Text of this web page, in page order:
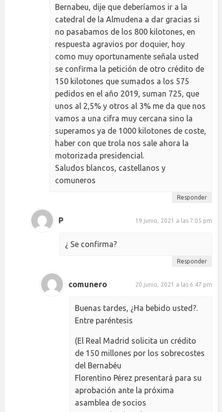
Bernabeu, dije que deberíamos ir a la
catedral de la Almudena a dar gracias si
no pasabamos de los 800 kilotones, en
respuesta agravios por doquier, hoy
como muy oportunamente señala usted
se confirma la petición de otro crédito de
150 kilotones que sumados a los 575
pedidos en el año 2019, suman 725, que
unos al 2,5% y otros al 3% me da que nos
vamos a una cifra muy cercana sino la
superamos ya de 1000 kilotones de coste,
haber con que trola nos sale ahora la
motorizada presidencial.
Saludos blancos, castellanos y
comuneros
Responder
P 19 junio, 2021 a las 7:05 pm
¿ Se confirma?
Responder
comunero 20 junio, 2021 a las 6:47 pm
Buenas tardes, ¿Ha bebido usted?.
Entre paréntesis
(El Real Madrid solicita un crédito
de 150 millones por los sobrecostes
del Bernabéu
Florentino Pérez presentará para su
aprobación ante la próxima
asamblea de socios